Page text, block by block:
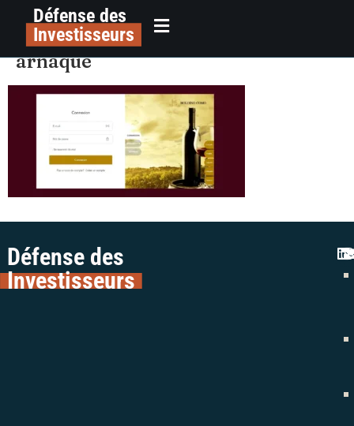
principalDéfense des
Investisseurs
alerte plateforme holding como
vins colman avocats escroquerie
arnaque
Défense des
Investisseurs